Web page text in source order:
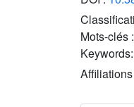
Mots-clés :
Keywords: